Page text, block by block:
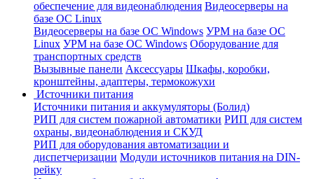
обеспечение для видеонаблюдения Видеосерверы на
базе ОС Linux
Видеосерверы на базе ОС Windows УРМ на базе ОС
Linux УРМ на базе ОС Windows Оборудование для
транспортных средств
Вызывные панели Аксессуары Шкафы, коробки,
кронштейны, адаптеры, термокожухи
Источники питания
Источники питания и аккумуляторы (Болид)
РИП для систем пожарной автоматики РИП для систем
охраны, видеонаблюдения и СКУД
РИП для оборудования автоматизации и
диспетчеризации Модули источников питания на DIN-
рейку